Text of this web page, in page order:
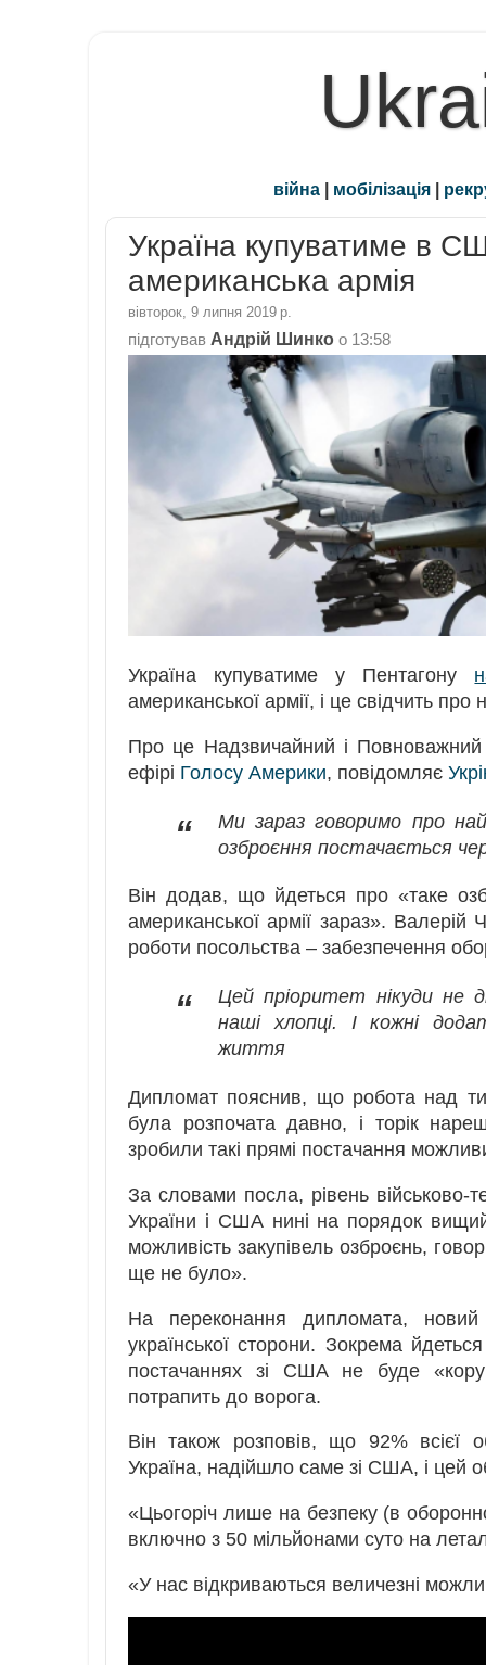
війна | мобілізація |
Україна купуватиме в
американська армія
вівторок, 9 липня 2019 р.
підготував Андрій Шинко о 13:58
Україна купуватиме у Пентагону
американської армії, і це свідчить
Про це Надзвичайний і
ефірі Голосу Америки, повідомляє
“
Ми зараз говоримо про
озброєння постачається
Він додав, що йдеться про «таке
американської армії зараз».
роботи посольства – забезпечення
“
Цей пріоритет нікуди не
наші хлопці. І кожні
життя
Дипломат пояснив, що робота над
була розпочата давно, і торік
зробили такі прямі постачання
За словами посла, рівень військово-
України і США нині на порядок
можливість закупівель озброєнь,
ще не було».
На переконання дипломата,
української сторони. Зокрема
постачаннях зі США не буде
потрапить до ворога.
Він також розповів, що 92% всієї
Україна, надійшло саме зі США, і цей
«Цьогоріч лише на безпеку (в
включно з 50 мільйонами суто на
«У нас відкриваються величезні